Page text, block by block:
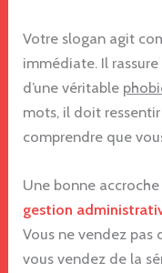
Votre slogan agit
immédiate. Il
d’une véritable
mots, il doit
comprendre que
Une bonne
gestion
Vous ne vendez pas
vous vendez de la